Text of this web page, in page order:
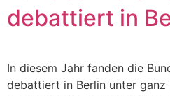
debattiert in
In diesem Jahr fan­den die
debat­tiert in Berlin unter ganz